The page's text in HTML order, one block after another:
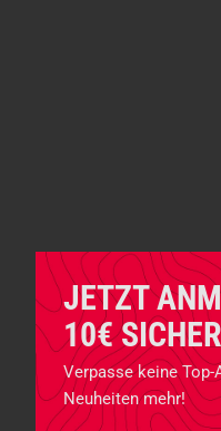
JETZT
10€
Verpasse keine Top-
Neuheiten mehr!